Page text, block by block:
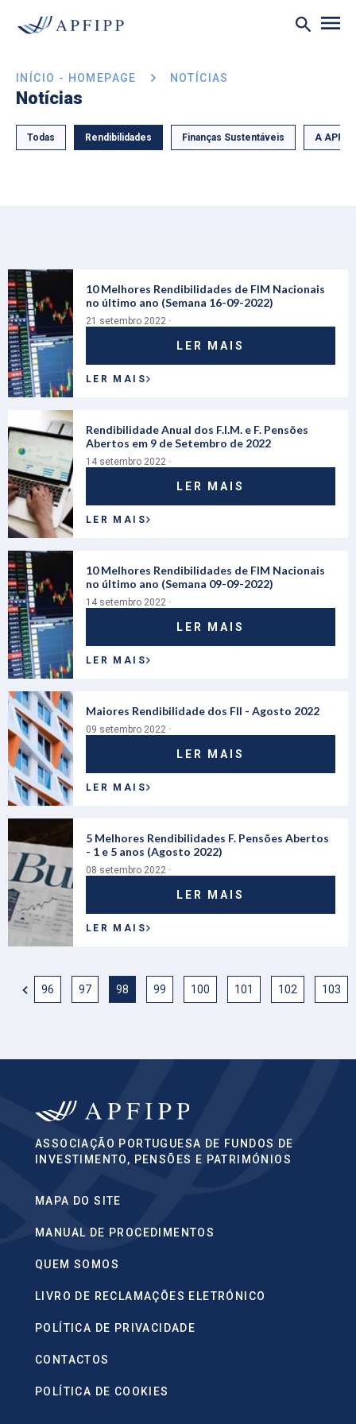
INÍCIO - HOMEPAGE NOTÍCIAS
Notícias
Todas Rendibilidades Finanças Sustentáveis A
10 Melhores Rendibilidades de FIM Nacionais
no último ano (Semana 16-09-2022)
21 setembro 2022 ·
LER MAIS
LER MAIS
Rendibilidade Anual dos F.I.M. e F. Pensões
Abertos em 9 de Setembro de 2022
14 setembro 2022 ·
LER MAIS
LER MAIS
10 Melhores Rendibilidades de FIM Nacionais
no último ano (Semana 09-09-2022)
14 setembro 2022 ·
LER MAIS
LER MAIS
Maiores Rendibilidade dos FII - Agosto 2022
09 setembro 2022 ·
LER MAIS
LER MAIS
5 Melhores Rendibilidades F. Pensões Abertos
- 1 e 5 anos (Agosto 2022)
08 setembro 2022 ·
LER MAIS
LER MAIS
96 97 98 99 100 101 102 103
ASSOCIAÇÃO PORTUGUESA DE FUNDOS DE
INVESTIMENTO, PENSÕES E PATRIMÓNIOS
MAPA DO SITE
MANUAL DE PROCEDIMENTOS
QUEM SOMOS
LIVRO DE RECLAMAÇÕES ELETRÓNICO
POLÍTICA DE PRIVACIDADE
CONTACTOS
POLÍTICA DE COOKIES